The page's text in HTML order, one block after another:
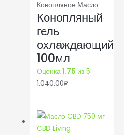
Конопляное Масло
Конопляный
гель
охлаждающий
100мл
Оценка 1.75 из 5
1,040.00₽